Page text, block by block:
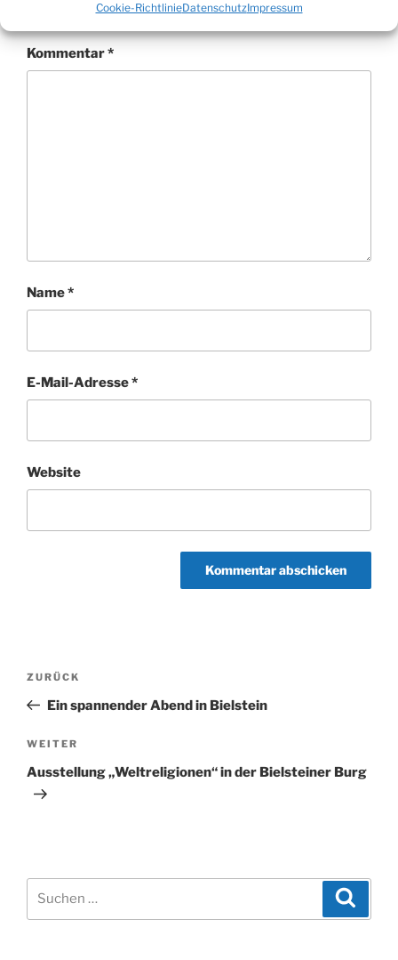
Cookie-RichtlinieDatenschutzImpressum
Erforderliche Felder sind mit*markiert
Kommentar*
Name*
E-Mail-Adresse*
Website
Beitragsnavigation
Vorheriger
Beitrag
ZURÜCK
Ein spannender Abend in Bielstein
Nächster
Beitrag
WEITER
Ausstellung „Weltreligionen“ in der Bielsteiner Burg